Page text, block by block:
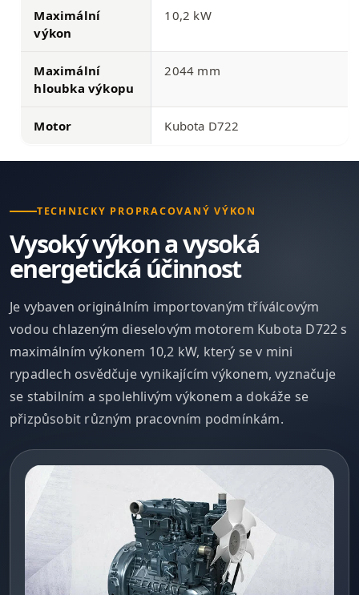
Maximální
výkon
10,2 kW
Maximální
hloubka výkopu
2044 mm
Motor Kubota D722
TECHNICKY PROPRACOVANÝ VÝKON
Vysoký výkon a vysoká
energetická účinnost
Je vybaven originálním importovaným tříválcovým
vodou chlazeným dieselovým motorem Kubota D722 s
maximálním výkonem 10,2 kW, který se v mini
rypadlech osvědčuje vynikajícím výkonem, vyznačuje
se stabilním a spolehlivým výkonem a dokáže se
přizpůsobit různým pracovním podmínkám.